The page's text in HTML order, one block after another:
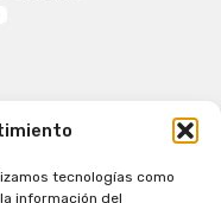
tecnologías como
información del
los derechos